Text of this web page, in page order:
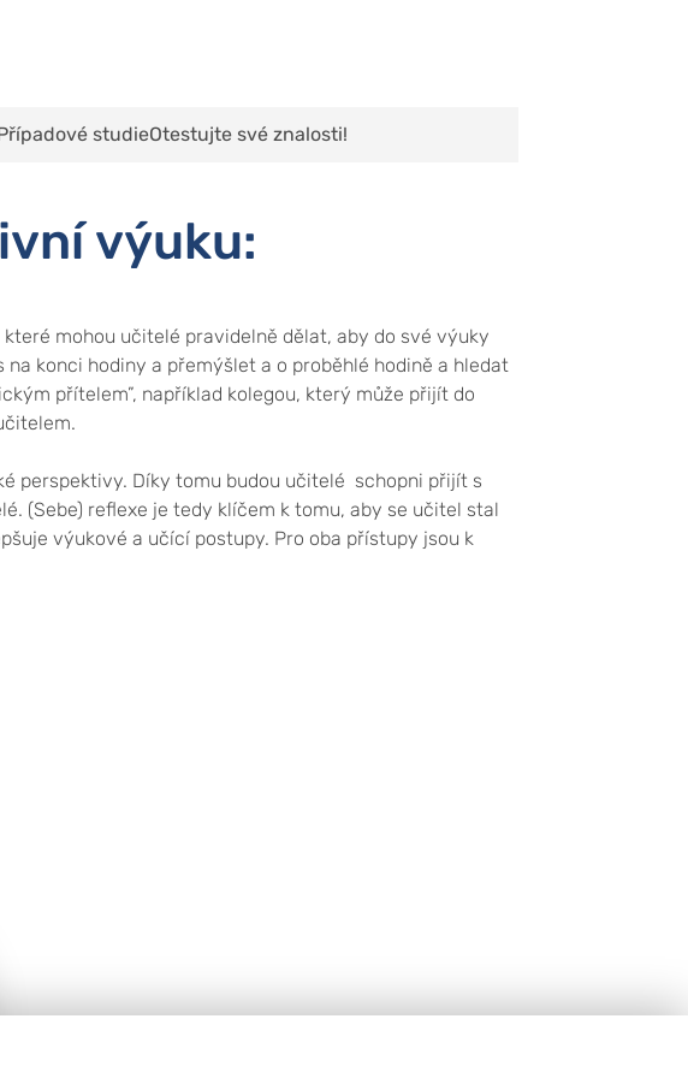
studieOtestujte své znalosti!
výuku:
mohou učitelé pravidelně dělat, aby do své výuky
konci hodiny a přemýšlet a o proběhlé hodině a hledat
přítelem”, například kolegou, který může přijít do
perspektivy. Díky tomu budou učitelé schopni přijít s
(Sebe) reflexe je tedy klíčem k tomu, aby se učitel stal
výukové a učící postupy. Pro oba přístupy jsou k